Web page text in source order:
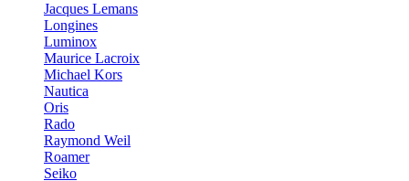
Jacques Lemans
Longines
Luminox
Maurice Lacroix
Michael Kors
Nautica
Oris
Rado
Raymond Weil
Roamer
Seiko